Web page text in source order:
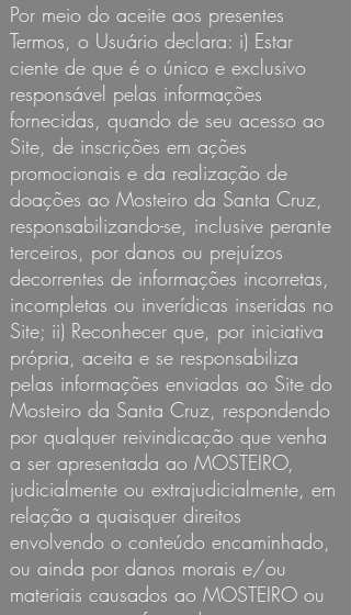
Por meio do aceite aos presentes
Termos, o Usuário declara: i) Estar
ciente de que é o único e exclusivo
responsável pelas informações
fornecidas, quando de seu acesso ao
Site, de inscrições em ações
promocionais e da realização de
doações ao Mosteiro da Santa Cruz,
responsabilizando-se, inclusive perante
terceiros, por danos ou prejuízos
decorrentes de informações incorretas,
incompletas ou inverídicas inseridas no
Site; ii) Reconhecer que, por iniciativa
própria, aceita e se responsabiliza
pelas informações enviadas ao Site do
Mosteiro da Santa Cruz, respondendo
por qualquer reivindicação que venha
a ser apresentada ao MOSTEIRO,
judicialmente ou extrajudicialmente, em
relação a quaisquer direitos
envolvendo o conteúdo encaminhado,
ou ainda por danos morais e/ou
materiais causados ao MOSTEIRO ou